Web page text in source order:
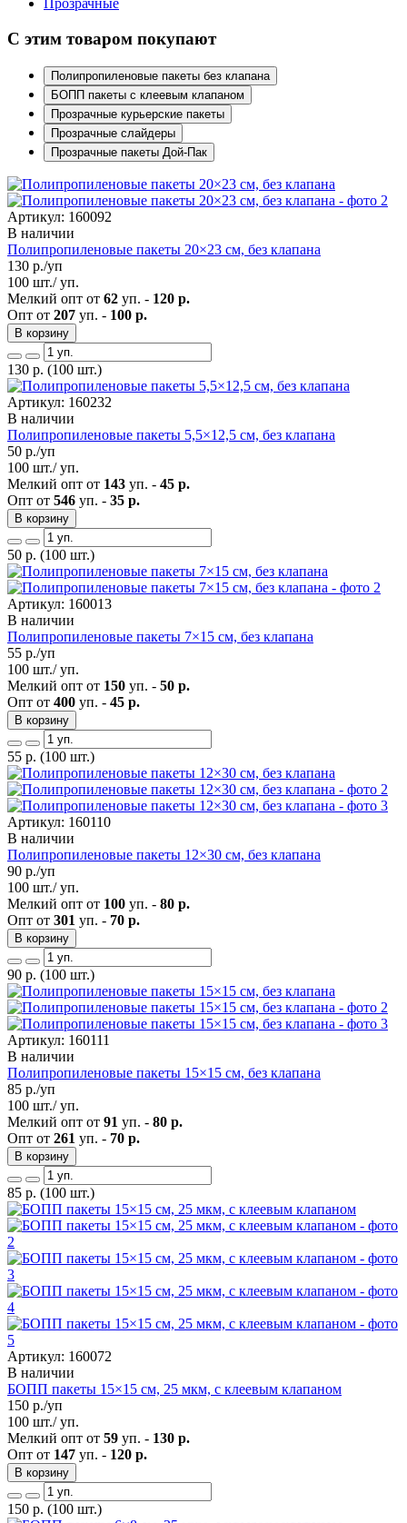
Прозрачные
С этим товаром покупают
Полипропиленовые пакеты без клапана
БОПП пакеты с клеевым клапаном
Прозрачные курьерские пакеты
Прозрачные слайдеры
Прозрачные пакеты Дой-Пак
Артикул: 160092
В наличии
Полипропиленовые пакеты 20×23 см, без клапана
130 р./уп
100 шт./ уп.
Мелкий опт от 62 уп. - 120 р.
Опт от 207 уп. - 100 р.
В корзину
130 р. (100 шт.)
Артикул: 160232
В наличии
Полипропиленовые пакеты 5,5×12,5 см, без клапана
50 р./уп
100 шт./ уп.
Мелкий опт от 143 уп. - 45 р.
Опт от 546 уп. - 35 р.
В корзину
50 р. (100 шт.)
Артикул: 160013
В наличии
Полипропиленовые пакеты 7×15 см, без клапана
55 р./уп
100 шт./ уп.
Мелкий опт от 150 уп. - 50 р.
Опт от 400 уп. - 45 р.
В корзину
55 р. (100 шт.)
Артикул: 160110
В наличии
Полипропиленовые пакеты 12×30 см, без клапана
90 р./уп
100 шт./ уп.
Мелкий опт от 100 уп. - 80 р.
Опт от 301 уп. - 70 р.
В корзину
90 р. (100 шт.)
Артикул: 160111
В наличии
Полипропиленовые пакеты 15×15 см, без клапана
85 р./уп
100 шт./ уп.
Мелкий опт от 91 уп. - 80 р.
Опт от 261 уп. - 70 р.
В корзину
85 р. (100 шт.)
Артикул: 160072
В наличии
БОПП пакеты 15×15 см, 25 мкм, с клеевым клапаном
150 р./уп
100 шт./ уп.
Мелкий опт от 59 уп. - 130 р.
Опт от 147 уп. - 120 р.
В корзину
150 р. (100 шт.)